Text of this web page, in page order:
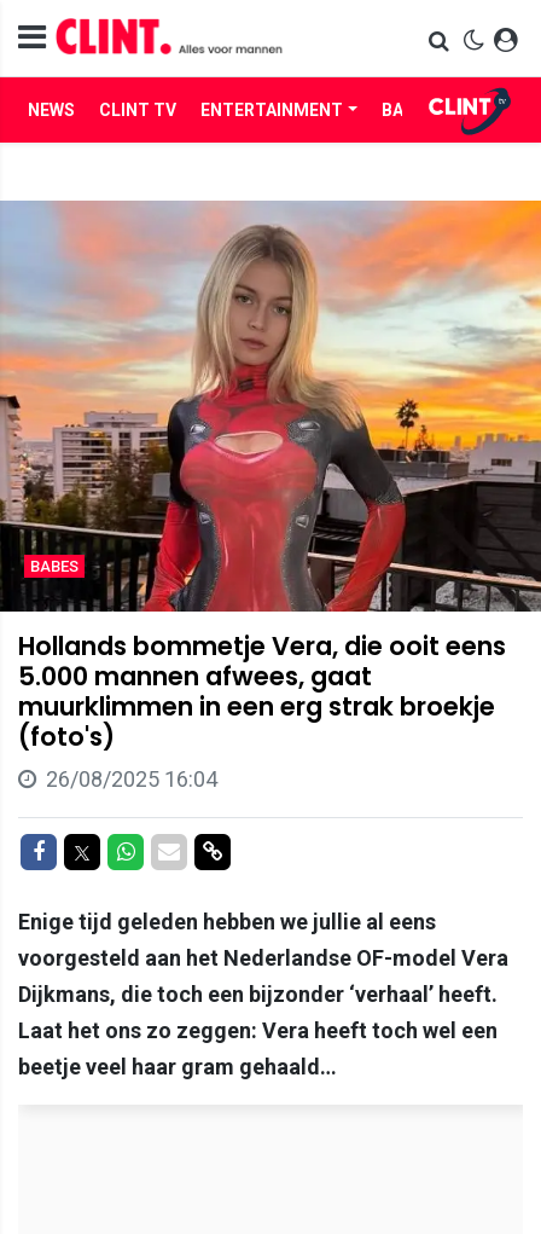
NEWS CLINT TV ENTERTAINMENT BABES LIFE
BABES
Hollands bommetje Vera, die ooit eens
5.000 mannen afwees, gaat
muurklimmen in een erg strak broekje
(foto's)
26/08/2025 16:04
Delen op Facebook
Delen op Twitter
Delen op Whatsapp
Delen via Mail
Delen via link
Enige tijd geleden hebben we jullie al eens
voorgesteld aan het Nederlandse OF-model Vera
Dijkmans, die toch een bijzonder ‘verhaal’ heeft.
Laat het ons zo zeggen: Vera heeft toch wel een
beetje veel haar gram gehaald…